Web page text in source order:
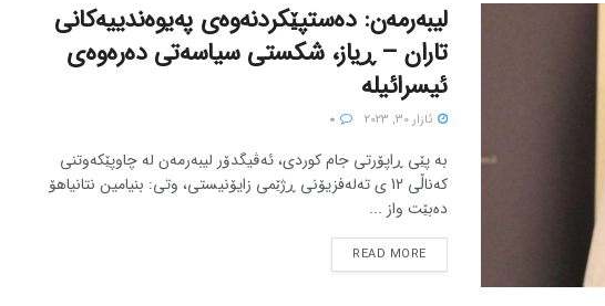
لیبەرمەن: دەستپێکردنەوەی پەیوەندییەکانی
تاران – ڕیاز، شکستی سیاسەتی دەرەوەی
ئیسرائیلە
ئازار 30, 2023
بە پێی ڕاپۆرتی جام کوردی، ئەڤیگدۆر لیبەرمەن لە چاوپێکەوتنی
کەناڵی 12 ی تەلەفزیۆنی ڕژێمی زایۆنیستی، وتی: بنیامین نتانیاهۆ
دەبێت واز ...
READ MORE